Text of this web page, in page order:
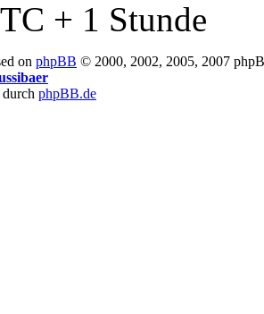
+ 1 Stunde
on phpBB © 2000, 2002, 2005, 2007
phpBB.de